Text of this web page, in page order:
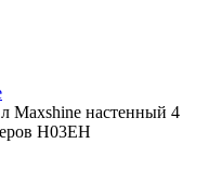
Maxshine настенный 4
H03EH